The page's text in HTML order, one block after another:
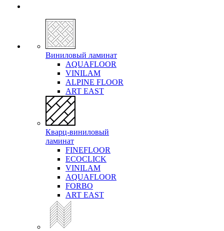
Виниловый ламинат
AQUAFLOOR
VINILAM
ALPINE FLOOR
ART EAST
Кварц-виниловый
ламинат
FINEFLOOR
ECOCLICK
VINILAM
AQUAFLOOR
FORBO
ART EAST